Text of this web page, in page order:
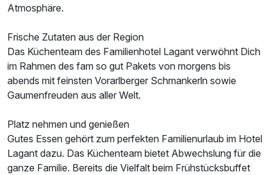
Atmosphäre.
Frische Zutaten aus der Region
Das Küchenteam des Familienhotel Lagant verwöhnt Dich
im Rahmen des fam so gut Pakets von morgens bis
abends mit feinsten Vorarlberger Schmankerln sowie
Gaumenfreuden aus aller Welt.
Platz nehmen und genießen
Gutes Essen gehört zum perfekten Familienurlaub im Hotel
Lagant dazu. Das Küchenteam bietet Abwechslung für die
ganze Familie. Bereits die Vielfalt beim Frühstücksbuffet